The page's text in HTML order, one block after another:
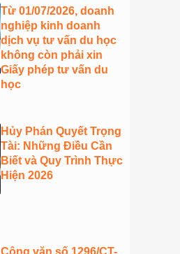
Từ 01/07/2026, doanh
nghiệp kinh doanh
dịch vụ tư vấn du học
không còn phải xin
Giấy phép tư vấn du
học
Hủy Phán Quyết Trọng
Tài: Những Điều Cần
Biết và Quy Trình Thực
Hiện 2026
Công văn số 1296/CT-